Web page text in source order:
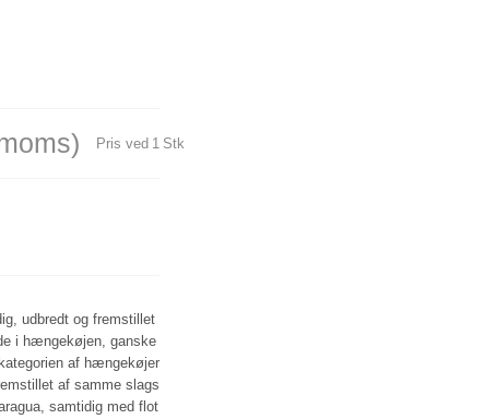
Pris ved 1 Stk
udbredt og fremstillet
i hængekøjen, ganske
af hængekøjer
af samme slags
samtidig med flot